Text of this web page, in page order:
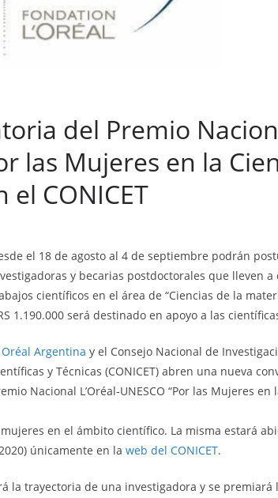
del Premio
las Mujeres en la
CONICET
el 18 de agosto al 4 de septiembre podrán
y becarias postdoctorales que lleven a
científicos en el área de “Ciencias de la
1.190.000 será destinado en apoyo a las
Argentina y el Consejo Nacional de
y Técnicas (CONICET) abren una nueva
Nacional L’Oréal-UNESCO “Por las Mujeres en
en el ámbito científico. La misma estará
únicamente en la web del CONICET.
la trayectoria de una investigadora y se premiará